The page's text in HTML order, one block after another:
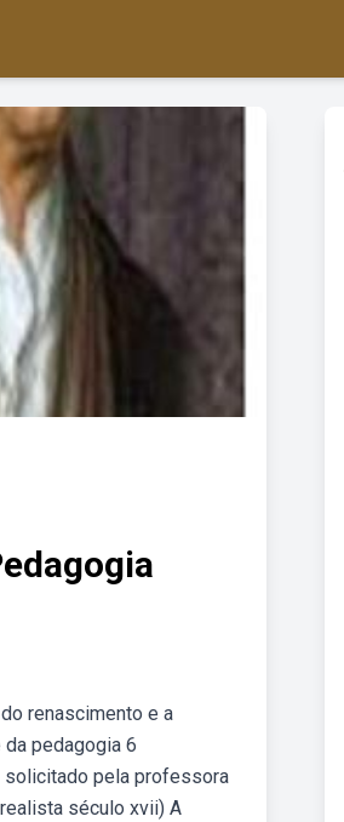
renascimento e a
pedagogia 6
solicitado pela professora
século xvii) A